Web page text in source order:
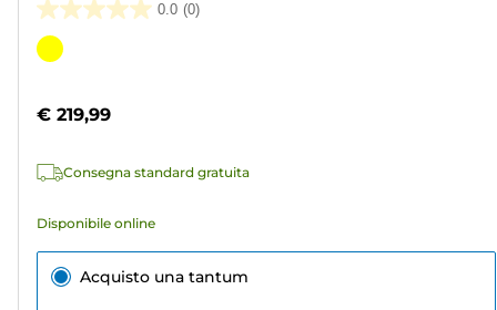
0.0 (0)
0.0
su
Cartuccia
€ 219,99
Consegna standard gratuita
Disponibile online
Acquisto una tantum